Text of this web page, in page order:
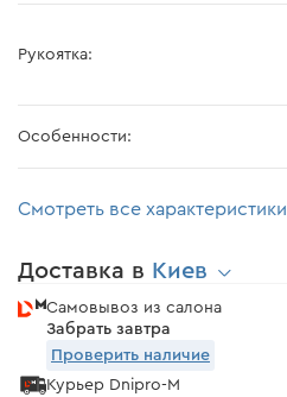
Рукоятка:
Особенности:
Смотреть все характеристики
Доставка в Киев
Самовывоз из салона
Забрать завтра
Проверить наличие
Курьер Dnipro-M